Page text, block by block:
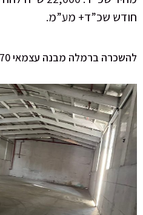
חודש שכ”ד+ מע”מ.
להשכרה ברמלה מבנה עצמאי 770 מ”ר לתעשיה ואחסנה